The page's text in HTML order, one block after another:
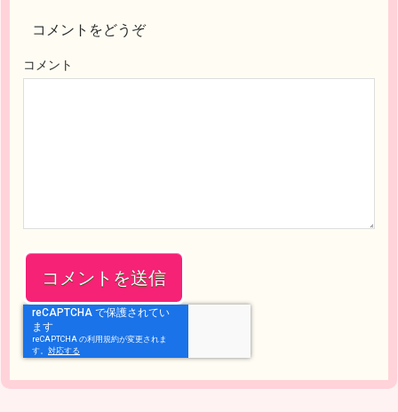
コメントをどうぞ
コメント